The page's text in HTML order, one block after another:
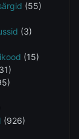
(55)
(3)
(15)
(926)